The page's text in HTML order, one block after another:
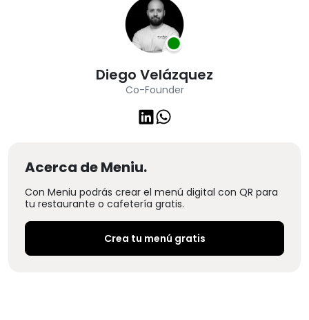
Diego Velázquez
Co-Founder
Acerca de Meniu.
Con Meniu podrás crear el menú digital con QR para
tu restaurante o cafetería gratis.
Crea tu menú gratis